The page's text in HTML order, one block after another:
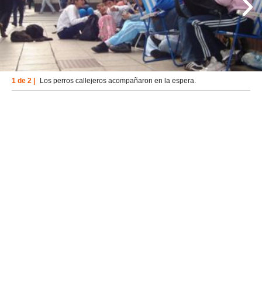
1 de 2 | Los perros callejeros acompañaron en la espera.